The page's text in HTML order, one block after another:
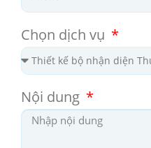
Chọn dịch vụ
Nội dung